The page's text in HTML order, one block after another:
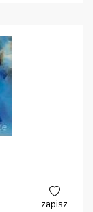
zapisz